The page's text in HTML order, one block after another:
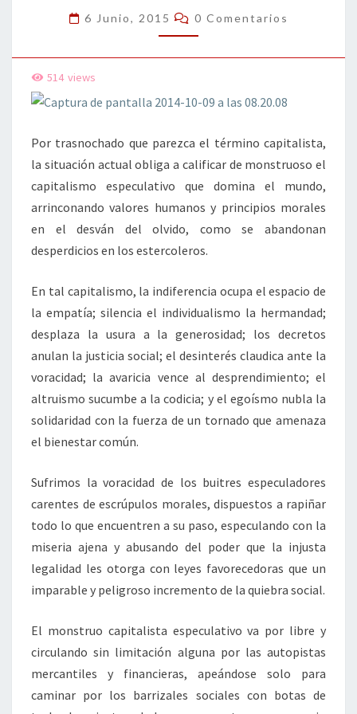
CAPITALISTA
6 Junio, 2015 Comentarios
0 Comentarios
514 views
Por trasnochado que parezca el término capitalista,
la situación actual obliga a calificar de monstruoso el
capitalismo especulativo que domina el mundo,
arrinconando valores humanos y principios morales
en el desván del olvido, como se abandonan
desperdicios en los estercoleros.
En tal capitalismo, la indiferencia ocupa el espacio de
la empatía; silencia el individualismo la hermandad;
desplaza la usura a la generosidad; los decretos
anulan la justicia social; el desinterés claudica ante la
voracidad; la avaricia vence al desprendimiento; el
altruismo sucumbe a la codicia; y el egoísmo nubla la
solidaridad con la fuerza de un tornado que amenaza
el bienestar común.
Sufrimos la voracidad de los buitres especuladores
carentes de escrúpulos morales, dispuestos a rapiñar
todo lo que encuentren a su paso, especulando con la
miseria ajena y abusando del poder que la injusta
legalidad les otorga con leyes favorecedoras que un
imparable y peligroso incremento de la quiebra social.
El monstruo capitalista especulativo va por libre y
circulando sin limitación alguna por las autopistas
mercantiles y financieras, apeándose solo para
caminar por los barrizales sociales con botas de